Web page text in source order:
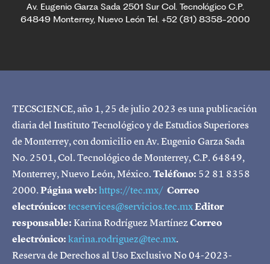
Av. Eugenio Garza Sada 2501 Sur Col. Tecnológico C.P.
64849 Monterrey, Nuevo León Tel. +52 (81) 8358-2000
TECSCIENCE, año 1, 25 de julio 2023 es una publicación
diaria del Instituto Tecnológico y de Estudios Superiores
de Monterrey, con domicilio en Av. Eugenio Garza Sada
No. 2501, Col. Tecnológico de Monterrey, C.P. 64849,
Monterrey, Nuevo León, México.Teléfono: 52 81 8358
2000.Página web:https://tec.mx/ Correo
electrónico:tecservices@servicios.tec.mxEditor
responsable:Karina Rodríguez MartínezCorreo
electrónico:karina.rodriguez@tec.mx.
Reserva de Derechos al Uso Exclusivo No 04-2023-